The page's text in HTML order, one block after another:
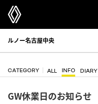
ルノー名古屋中央
CATEGORY ALL INFO DIARY
GW休業日のお知らせ